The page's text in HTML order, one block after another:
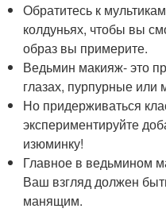
Обратитесь к
колдуньях, чтобы вы
образ вы примерите.
Ведьмин макияж- это
глазах, пурпурные или
Но придерживаться
экспериментируйте
изюминку!
Главное в ведьмином
Ваш взгляд должен
манящим.